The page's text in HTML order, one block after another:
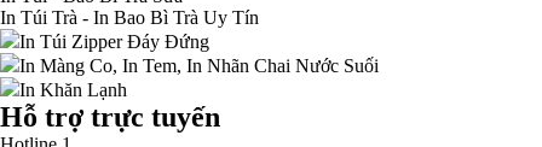
In Túi Trà - In Bao Bì Trà Uy Tín
In Túi Zipper Đáy Đứng
In Màng Co, In Tem, In Nhãn Chai Nước Suối
In Khăn Lạnh
Hỗ trợ trực tuyến